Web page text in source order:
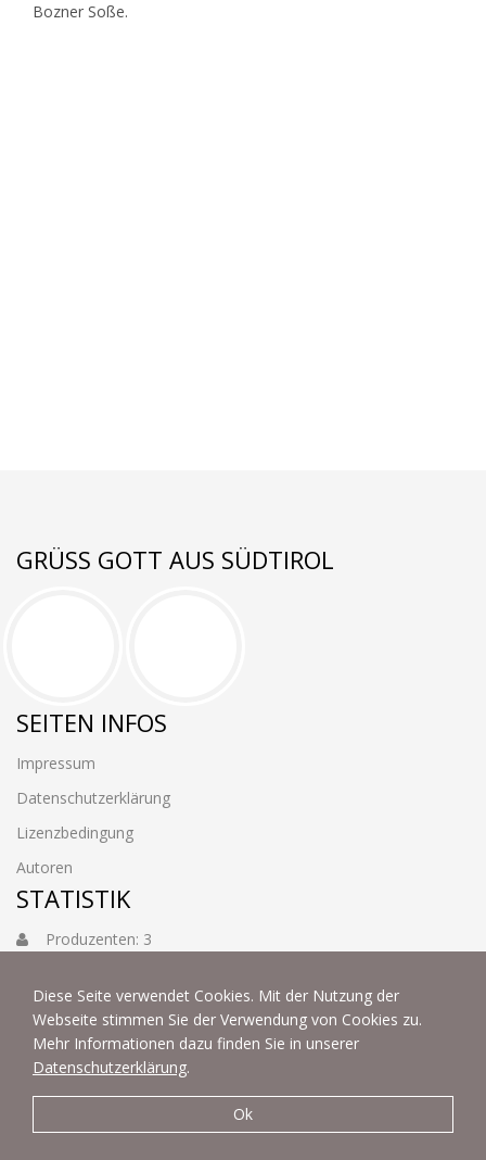
Diese Seite verwendet Cookies. Mit der Nutzung der
Webseite stimmen Sie der Verwendung von Cookies zu.
Mehr Informationen dazu finden Sie in unserer
Datenschutzerklärung.
Ok
Bozner Soße.
GRÜSS GOTT AUS SÜDTIROL
SEITEN INFOS
Impressum
Datenschutzerklärung
Lizenzbedingung
Autoren
STATISTIK
Produzenten: 3
© 2022 | fotoart by Thommy & Sabine Weiss - Alle Rechte